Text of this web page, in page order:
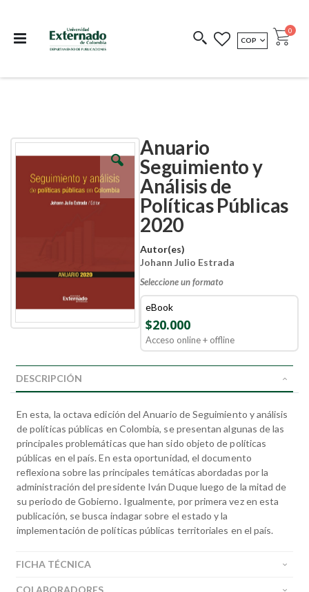
COEDICIONES REDIMIR CÓDIGO
MONEDA
COP Cart
0
Anuario
Seguimiento y
Análisis de
Políticas Públicas
2020
Autor(es)
Johann Julio Estrada
Seleccione un formato
eBook
$20.000
Acceso online + offline
Skip
to
Skip
to
beginning
DESCRIPCIÓN
En esta, la octava edición del Anuario de Seguimiento y análisis
de políticas públicas en Colombia, se presentan algunas de las
principales problemáticas que han sido objeto de políticas
públicas en el país. En esta oportunidad, el documento
reflexiona sobre las principales temáticas abordadas por la
administración del presidente Iván Duque luego de la mitad de
su periodo de Gobierno. Igualmente, por primera vez en esta
publicación, se busca indagar sobre el estado y la
implementación de políticas públicas territoriales en el país.
FICHA TÉCNICA
COLABORADORES